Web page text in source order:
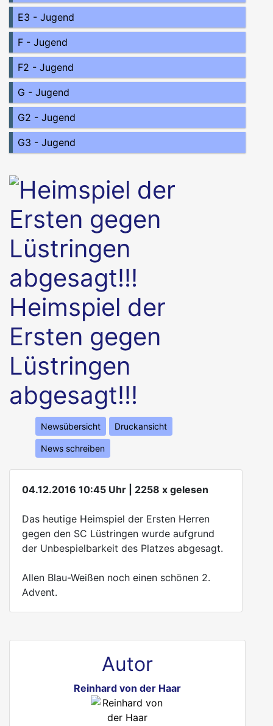
E3 - Jugend
F - Jugend
F2 - Jugend
G - Jugend
G2 - Jugend
G3 - Jugend
Heimspiel der
Ersten gegen
Lüstringen
abgesagt!!!
Newsübersicht Druckansicht
News schreiben
04.12.2016 10:45 Uhr | 2258 x gelesen
Das heutige Heimspiel der Ersten Herren
gegen den SC Lüstringen wurde aufgrund
der Unbespielbarkeit des Platzes abgesagt.
Allen Blau-Weißen noch einen schönen 2.
Advent.
Autor
Reinhard von der Haar